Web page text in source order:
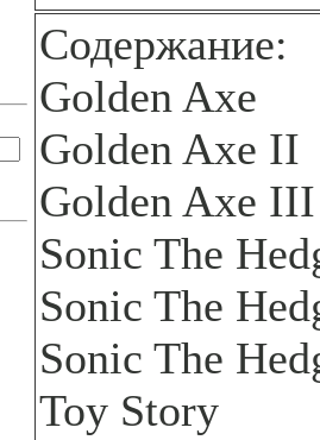
Содержание:
Golden Axe
Golden Axe II
Golden Axe III
Sonic The
Sonic The
Sonic The
Toy Story